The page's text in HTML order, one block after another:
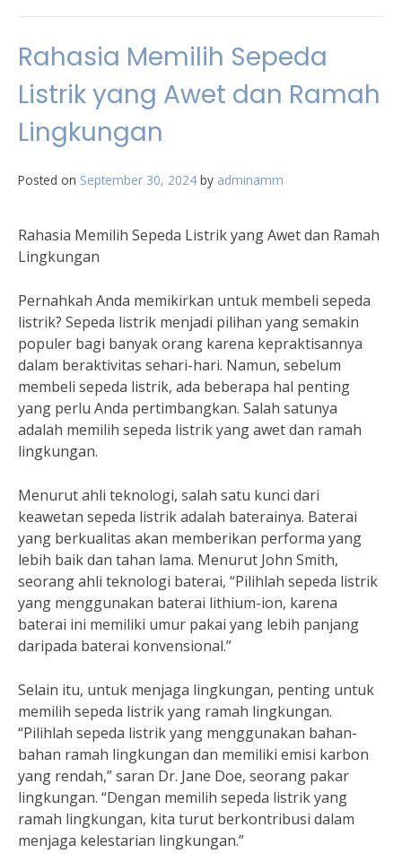
Rahasia Memilih Sepeda
Listrik yang Awet dan Ramah
Lingkungan
Posted on September 30, 2024 by adminamm
Rahasia Memilih Sepeda Listrik yang Awet dan Ramah
Lingkungan
Pernahkah Anda memikirkan untuk membeli sepeda
listrik? Sepeda listrik menjadi pilihan yang semakin
populer bagi banyak orang karena kepraktisannya
dalam beraktivitas sehari-hari. Namun, sebelum
membeli sepeda listrik, ada beberapa hal penting
yang perlu Anda pertimbangkan. Salah satunya
adalah memilih sepeda listrik yang awet dan ramah
lingkungan.
Menurut ahli teknologi, salah satu kunci dari
keawetan sepeda listrik adalah baterainya. Baterai
yang berkualitas akan memberikan performa yang
lebih baik dan tahan lama. Menurut John Smith,
seorang ahli teknologi baterai, “Pilihlah sepeda listrik
yang menggunakan baterai lithium-ion, karena
baterai ini memiliki umur pakai yang lebih panjang
daripada baterai konvensional.”
Selain itu, untuk menjaga lingkungan, penting untuk
memilih sepeda listrik yang ramah lingkungan.
“Pilihlah sepeda listrik yang menggunakan bahan-
bahan ramah lingkungan dan memiliki emisi karbon
yang rendah,” saran Dr. Jane Doe, seorang pakar
lingkungan. “Dengan memilih sepeda listrik yang
ramah lingkungan, kita turut berkontribusi dalam
menjaga kelestarian lingkungan.”